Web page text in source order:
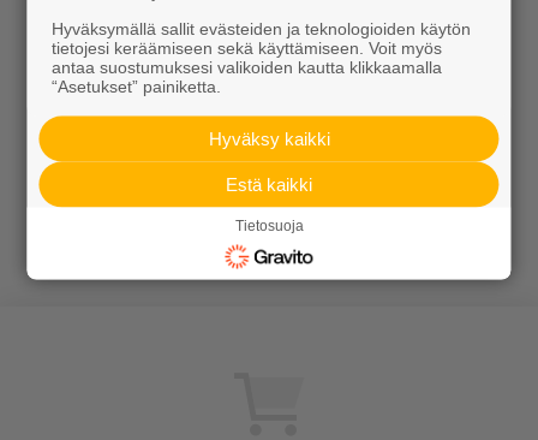
Vaasi
Béla-ruukut
Hyväksymällä sallit evästeiden ja teknologioiden käytön
tietojesi keräämiseen sekä käyttämiseen. Voit myös
antaa suostumuksesi valikoiden kautta klikkaamalla
“Asetukset” painiketta.
Hyväksy kaikki
Estä kaikki
Tietosuoja